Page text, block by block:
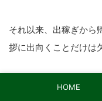
それ以来、出稼ぎから
拶に出向くことだけは
周りからも見放されて
HOME